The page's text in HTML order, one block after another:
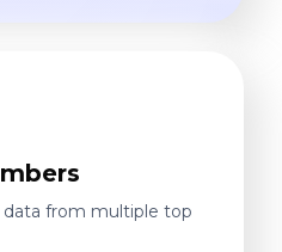
data from multiple top